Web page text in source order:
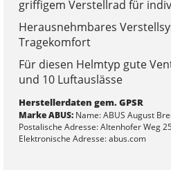
griffigem Verstellrad für
Herausnehmbares
Tragekomfort
Für diesen Helmtyp gute
und 10 Luftauslässe
Herstellerdaten gem. GPSR
Marke ABUS:Name: ABUS August
Postalische Adresse: Altenhofer Weg
Elektronische Adresse: abus.com